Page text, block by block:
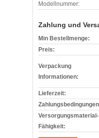
Modellnummer:
Zahlung und
Min Bestellmenge:
Preis:
Verpackung
Informationen:
Lieferzeit:
Versorgungsmaterial-
Fähigkeit: